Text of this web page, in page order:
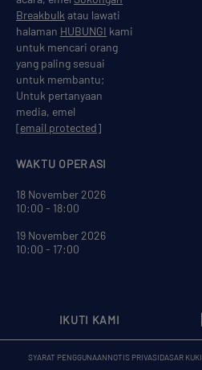
WAKTU OPERASI
18 November 2026
10:00 - 18:00
19 November 2026
10:00 - 17:00
Breakbulk atau lawati
halaman HUBUNGI kami
untuk mencari orang
yang paling sesuai
untuk membantu;
Untuk pertanyaan
media, emel
[email protected]
IKUTI KAMI
SYARAT PENGGUNAANNOTIS PRIVASIDASAR KUKI